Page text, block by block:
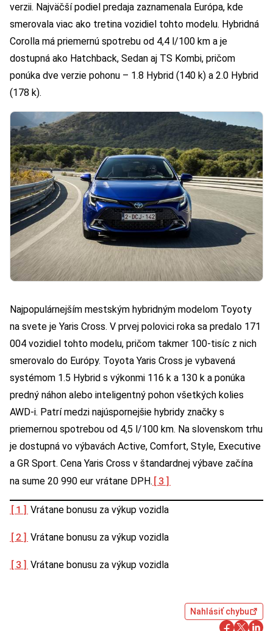
verzii. Najväčší podiel predaja zaznamenala Európa, kde
smerovala viac ako tretina vozidiel tohto modelu. Hybridná
Corolla má priemernú spotrebu od 4,4 l/100 km a je
dostupná ako Hatchback, Sedan aj TS Kombi, pričom
ponúka dve verzie pohonu – 1.8 Hybrid (140 k) a 2.0 Hybrid
(178 k).
Najpopulárnejším mestským hybridným modelom Toyoty
na svete je Yaris Cross. V prvej polovici roka sa predalo 171
004 vozidiel tohto modelu, pričom takmer 100-tisíc z nich
smerovalo do Európy. Toyota Yaris Cross je vybavená
systémom 1.5 Hybrid s výkonmi 116 k a 130 k a ponúka
predný náhon alebo inteligentný pohon všetkých kolies
AWD-i. Patrí medzi najúspornejšie hybridy značky s
priemernou spotrebou od 4,5 l/100 km. Na slovenskom trhu
je dostupná vo výbavách Active, Comfort, Style, Executive
a GR Sport. Cena Yaris Cross v štandardnej výbave začína
na sume 20 990 eur vrátane DPH. [3]
[1] Vrátane bonusu za výkup vozidla
[2] Vrátane bonusu za výkup vozidla
[3] Vrátane bonusu za výkup vozidla
Nahlásiť chybu